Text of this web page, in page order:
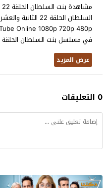
في مسلسل بنت السلطان الحلقة 22 تحميل مجاني على موقع دكتنا
عرض المزيد
0 التعليقات